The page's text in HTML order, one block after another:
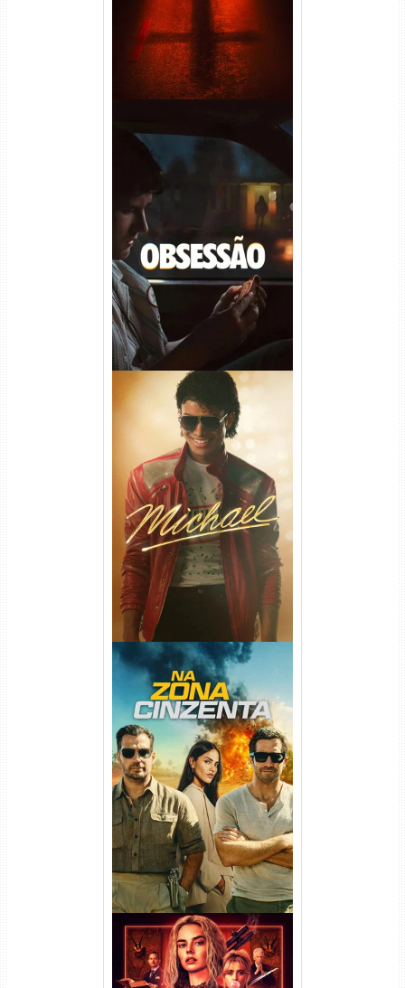
Obsessão Torrent (2026)
WEB-DL 1080p/4K Dual
Áudio
Michael Torrent (2026) WEB-
DL 1080p/4K Dual Áudio
Na Zona Cinzenta Torrent
(2026) WEB-DL 1080p/4K
Dual Áudio